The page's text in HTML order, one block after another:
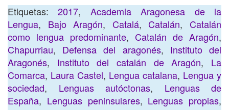
Etiquetas:2017, Academia Aragonesa de la
Lengua, Bajo Aragón, Catalá,Catalán,Catalán
como lengua predominante, Catalán de Aragón,
Chapurriau, Defensa del aragonés, Instituto del
Aragonés, Instituto del catalán de Aragón, La
Comarca, Laura Castel, Lengua catalana, Lengua y
sociedad, Lenguas autóctonas, Lenguas de
España, Lenguas peninsulares, Lenguas propias,